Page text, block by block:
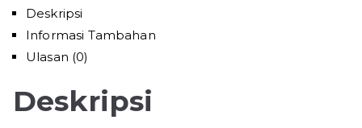
Deskripsi
Informasi Tambahan
Ulasan (0)
Deskripsi